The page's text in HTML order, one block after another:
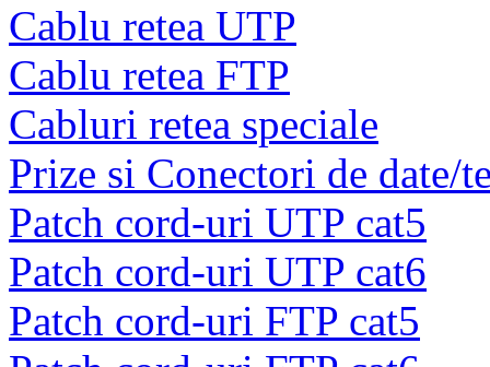
Cablu retea UTP
Cablu retea FTP
Cabluri retea speciale
Prize si Conectori de date/
Patch cord-uri UTP cat5
Patch cord-uri UTP cat6
Patch cord-uri FTP cat5